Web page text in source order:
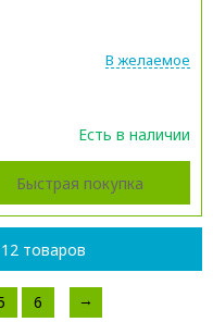
В желаемое
Есть в наличии
Быстрая покупка
товаров
6 →